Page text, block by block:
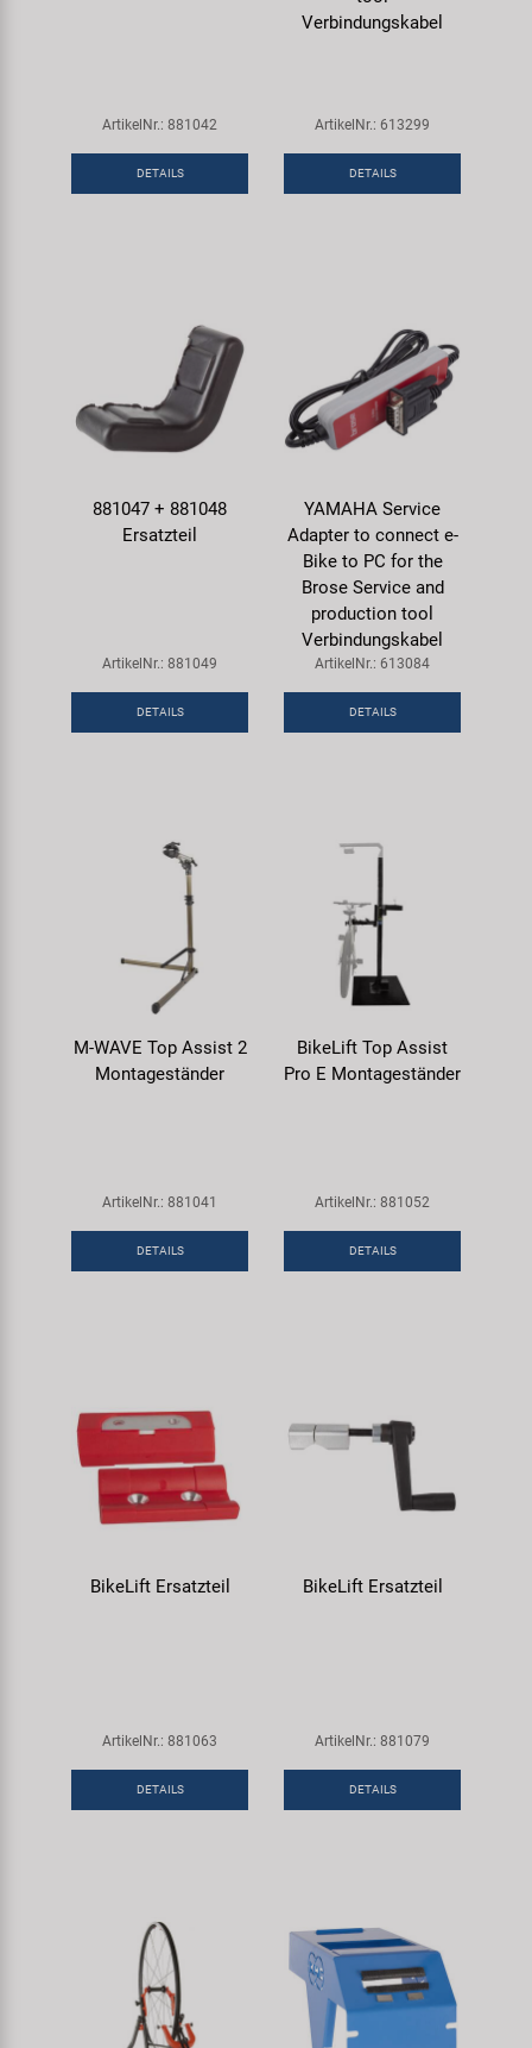
ArtikelNr.: 881042
DETAILS
Verbindungskabel
ArtikelNr.: 613299
DETAILS
881047 + 881048
Ersatzteil
ArtikelNr.: 881049
DETAILS
YAMAHA Service
Adapter to connect e-
Bike to PC for the
Brose Service and
production tool
Verbindungskabel
ArtikelNr.: 613084
DETAILS
M-WAVE Top Assist 2
Montageständer
ArtikelNr.: 881041
DETAILS
BikeLift Top Assist
Pro E Montageständer
ArtikelNr.: 881052
DETAILS
BikeLift Ersatzteil
ArtikelNr.: 881063
DETAILS
BikeLift Ersatzteil
ArtikelNr.: 881079
DETAILS